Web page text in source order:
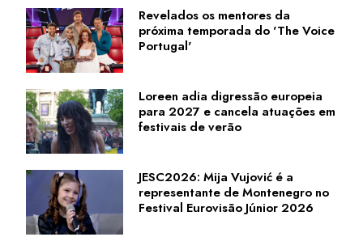
Revelados os mentores da
próxima temporada do 'The Voice
Portugal'
Loreen adia digressão europeia
para 2027 e cancela atuações em
festivais de verão
JESC2026: Mija Vujović é a
representante de Montenegro no
Festival Eurovisão Júnior 2026